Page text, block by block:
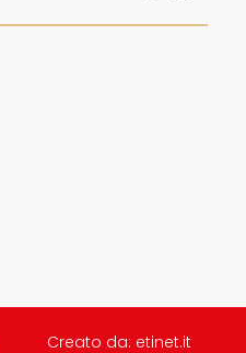
Creato da: etinet.it